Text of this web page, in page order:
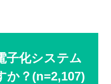
子化システム
か？(n=2,107)